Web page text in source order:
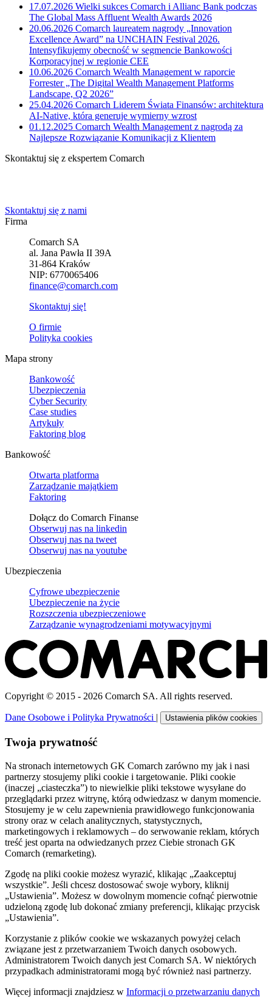
17.07.2026 Wielki sukces Comarch i Allianc Bank podczas
The Global Mass Affluent Wealth Awards 2026
20.06.2026 Comarch laureatem nagrody „Innovation
Excellence Award” na UNCHAIN Festival 2026.
Intensyfikujemy obecność w segmencie Bankowości
Korporacyjnej w regionie CEE
10.06.2026 Comarch Wealth Management w raporcie
Forrester „The Digital Wealth Management Platforms
Landscape, Q2 2026”
25.04.2026 Comarch Liderem Świata Finansów: architektura
AI-Native, która generuje wymierny wzrost
01.12.2025 Comarch Wealth Management z nagrodą za
Najlepsze Rozwiązanie Komunikacji z Klientem
Skontaktuj się z ekspertem Comarch
Skontaktuj się z nami
Firma
Comarch SA
al. Jana Pawła II 39A
31-864 Kraków
NIP: 6770065406
finance@comarch.com
Skontaktuj się!
O firmie
Polityka cookies
Mapa strony
Bankowość
Ubezpieczenia
Cyber Security
Case studies
Artykuły
Faktoring blog
Bankowość
Otwarta platforma
Zarządzanie majątkiem
Faktoring
Dołącz do Comarch Finanse
Obserwuj nas na linkedin
Obserwuj nas na tweet
Obserwuj nas na youtube
Ubezpieczenia
Cyfrowe ubezpieczenie
Ubezpieczenie na życie
Rozszczenia ubezpieczeniowe
Zarządzanie wynagrodzeniami motywacyjnymi
Copyright © 2015 - 2026 Comarch SA. All rights reserved.
Dane Osobowe i Polityka Prywatności | Ustawienia plików cookies
Twoja prywatność
Na stronach internetowych GK Comarch zarówno my jak i nasi
partnerzy stosujemy pliki cookie i targetowanie. Pliki cookie
(inaczej „ciasteczka”) to niewielkie pliki tekstowe wysyłane do
przeglądarki przez witrynę, którą odwiedzasz w danym momencie.
Stosujemy je w celu zapewnienia prawidłowego funkcjonowania
strony oraz w celach analitycznych, statystycznych,
marketingowych i reklamowych – do serwowanie reklam, których
treść jest oparta na odwiedzanych przez Ciebie stronach GK
Comarch (remarketing).
Zgodę na pliki cookie możesz wyrazić, klikając „Zaakceptuj
wszystkie”. Jeśli chcesz dostosować swoje wybory, kliknij
„Ustawienia”. Możesz w dowolnym momencie cofnąć pierwotnie
udzieloną zgodę lub dokonać zmiany preferencji, klikając przycisk
„Ustawienia”.
Korzystanie z plików cookie we wskazanych powyżej celach
związane jest z przetwarzaniem Twoich danych osobowych.
Administratorem Twoich danych jest Comarch SA. W niektórych
przypadkach administratorami mogą być również nasi partnerzy.
Więcej informacji znajdziesz w Informacji o przetwarzaniu danych